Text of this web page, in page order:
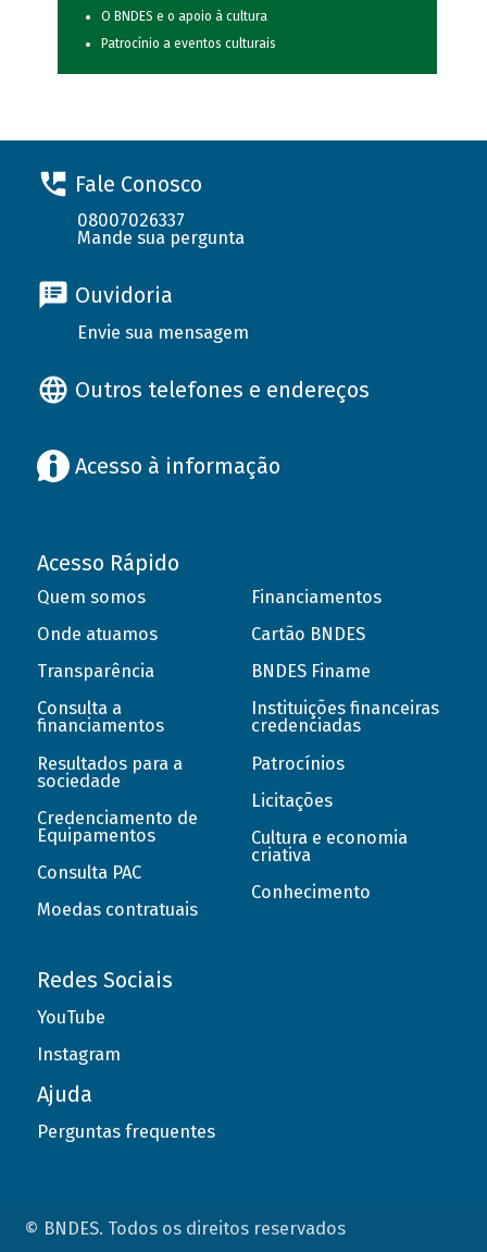
O BNDES e o apoio à cultura
Patrocínio a eventos culturais
Fale Conosco
08007026337
Mande sua pergunta
Ouvidoria
Envie sua mensagem
Outros telefones e endereços
Acesso à informação
Acesso Rápido
Quem somos
Onde atuamos
Transparência
Consulta a
financiamentos
Resultados para a
sociedade
Credenciamento de
Equipamentos
Consulta PAC
Moedas contratuais
Financiamentos
Cartão BNDES
BNDES Finame
Instituições financeiras
credenciadas
Patrocínios
Licitações
Cultura e economia
criativa
Conhecimento
Redes Sociais
YouTube
Instagram
Ajuda
Perguntas frequentes
© BNDES. Todos os direitos reservados